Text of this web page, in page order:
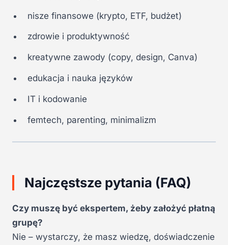
nisze finansowe (krypto, ETF, budżet)
zdrowie i produktywność
kreatywne zawody (copy, design, Canva)
edukacja i nauka języków
IT i kodowanie
femtech, parenting, minimalizm
Najczęstsze pytania (FAQ)
Czy muszę być ekspertem, żeby założyć płatną
grupę?
Nie – wystarczy, że masz wiedzę, doświadczenie